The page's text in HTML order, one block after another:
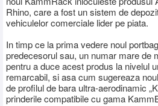
Rhino, care a fost un sistem de
vehiculelor comerciale lider pe piata.
In timp ce la prima vedere noul
predecesorul sau, un numar mare de
pentru a duce acest produs la nivelul
remarcabil, si asa cum sugereaza
de profilul de bara ultra-aerodinamic
prinderile compatibile cu gama